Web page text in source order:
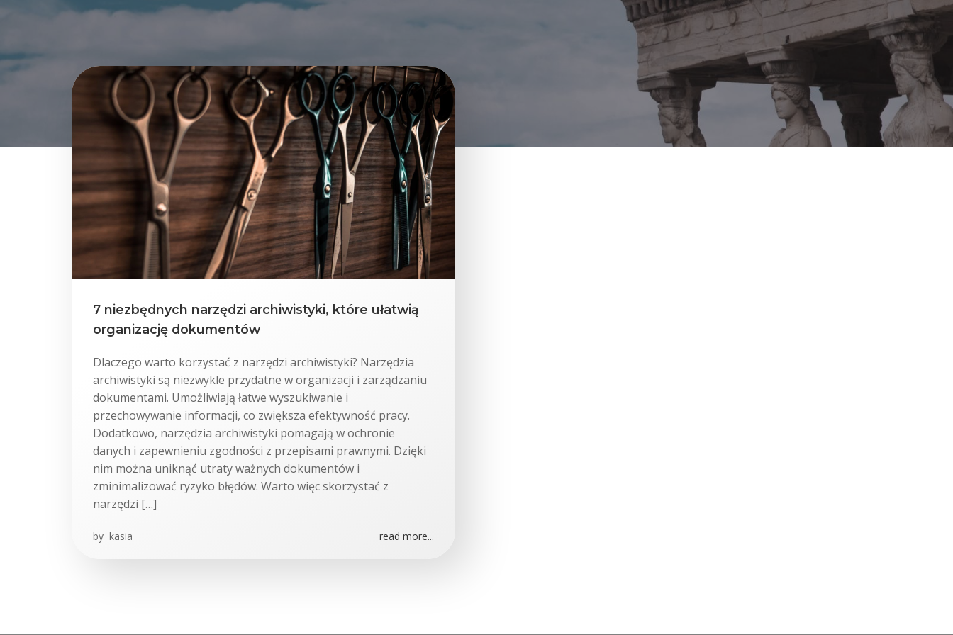
7 niezbędnych narzędzi archiwistyki, które ułatwią
organizację dokumentów
Dlaczego warto korzystać z narzędzi archiwistyki? Narzędzia
archiwistyki są niezwykle przydatne w organizacji i zarządzaniu
dokumentami. Umożliwiają łatwe wyszukiwanie i
przechowywanie informacji, co zwiększa efektywność pracy.
Dodatkowo, narzędzia archiwistyki pomagają w ochronie
danych i zapewnieniu zgodności z przepisami prawnymi. Dzięki
nim można uniknąć utraty ważnych dokumentów i
zminimalizować ryzyko błędów. Warto więc skorzystać z
narzędzi […]
by kasia read more...